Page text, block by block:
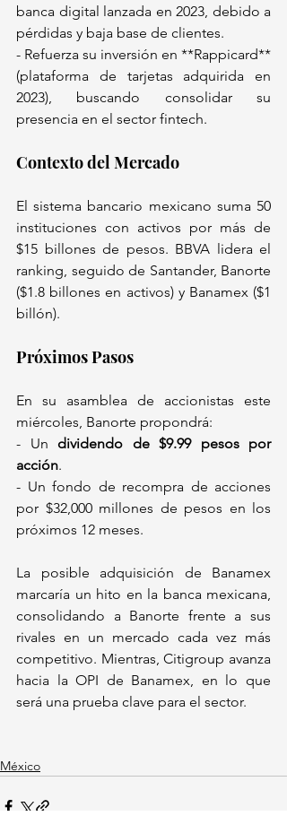
banca digital lanzada en 2023, debido a
pérdidas y baja base de clientes.
- Refuerza su inversión en **Rappicard**
(plataforma de tarjetas adquirida en
2023), buscando consolidar su
presencia en el sector fintech.
Contexto del Mercado
El sistema bancario mexicano suma 50
instituciones con activos por más de
$15 billones de pesos. BBVA lidera el
ranking, seguido de Santander, Banorte
($1.8 billones en activos) y Banamex ($1
billón).
Próximos Pasos
En su asamblea de accionistas este
miércoles, Banorte propondrá:
- Un dividendo de $9.99 pesos por
acción.
- Un fondo de recompra de acciones
por $32,000 millones de pesos en los
próximos 12 meses.
La posible adquisición de Banamex
marcaría un hito en la banca mexicana,
consolidando a Banorte frente a sus
rivales en un mercado cada vez más
competitivo. Mientras, Citigroup avanza
hacia la OPI de Banamex, en lo que
será una prueba clave para el sector.
México